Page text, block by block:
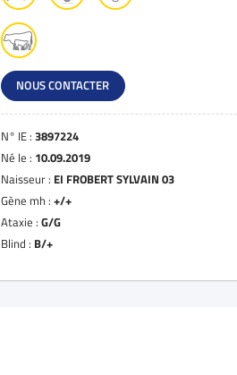
NOUS CONTACTER
N° IE : 3897224
Né le : 10.09.2019
Naisseur : EI FROBERT SYLVAIN 03
Gène mh : +/+
Ataxie : G/G
Blind : B/+